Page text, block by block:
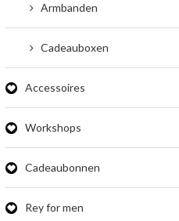
Armbanden
Cadeauboxen
Accessoires
Workshops
Cadeaubonnen
Rey for men